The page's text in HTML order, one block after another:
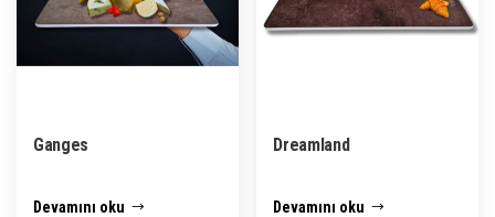
Ganges
Devamını oku
Dreamland
Devamını oku